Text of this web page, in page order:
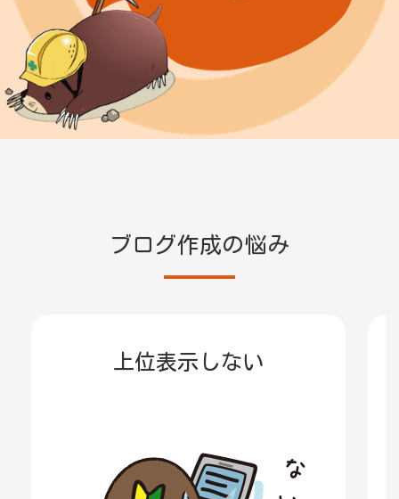
ブログ作成の悩み
上位表示しない